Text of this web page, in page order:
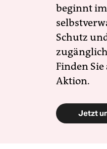
beginnt
Schutz
Finden
Aktion.
Jetzt